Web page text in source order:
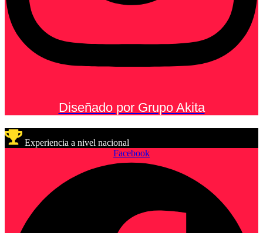
Diseñado por Grupo Akita
Experiencia a nivel nacional
Facebook